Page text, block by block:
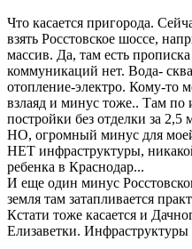
Что касается пригорода.
взять Росстовское шоссе,
массив. Да, там есть
коммуникаций нет. Вода-
отопление-электро. Кому-то
взлаяд и минус тоже.. Там
постройки без отделки за 2,5
НО, огромный минус для
НЕТ инфраструктуры,
ребенка в Краснодар...
И еще один минус
земля там затапливается
Кстати тоже касается и
Елизаветки. Инфраструктуры